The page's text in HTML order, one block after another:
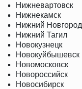
Нижневартовск
Нижнекамск
Нижний Новгород
Нижний Тагил
Новокузнецк
Новокуйбышевск
Новомосковск
Новороссийск
Новосибирск